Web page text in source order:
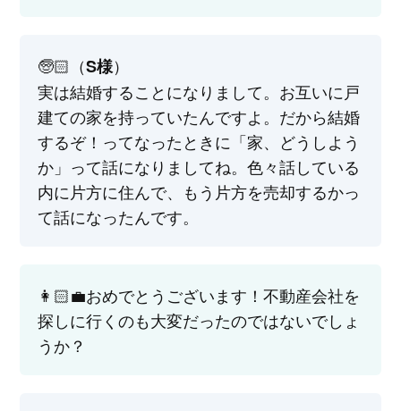
🧓🏻（S様）
実は結婚することになりまして。お互いに戸
建ての家を持っていたんですよ。だから結婚
するぞ！ってなったときに「家、どうしよう
か」って話になりましてね。色々話している
内に片方に住んで、もう片方を売却するかっ
て話になったんです。
👩🏻‍💼おめでとうございます！不動産会社を
探しに行くのも大変だったのではないでしょ
うか？